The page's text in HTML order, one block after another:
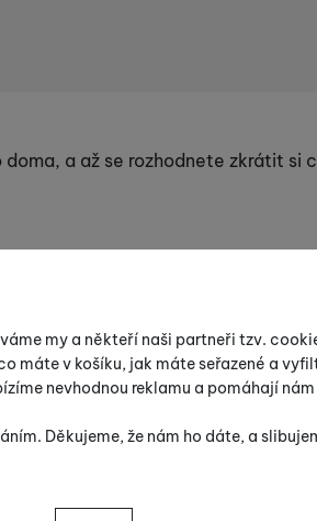
my a někteří naši partneři tzv.
máte v košíku, jak máte seřazené a
nevhodnou reklamu a pomáhají
Děkujeme, že nám ho dáte, a
cookies
doma, a až se rozhodnete zkrátit si